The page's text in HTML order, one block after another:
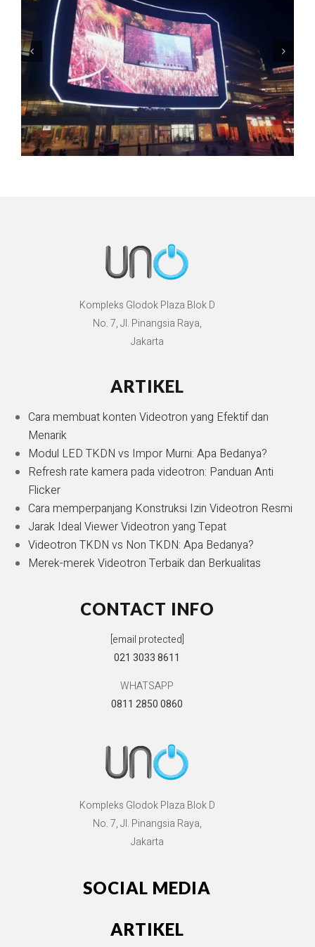
Kompleks Glodok Plaza Blok D
No. 7, Jl. Pinangsia Raya,
Jakarta
ARTIKEL
Cara membuat konten Videotron yang Efektif dan
Menarik
Modul LED TKDN vs Impor Murni: Apa Bedanya?
Refresh rate kamera pada videotron: Panduan Anti
Flicker
Cara memperpanjang Konstruksi Izin Videotron Resmi
Jarak Ideal Viewer Videotron yang Tepat
Videotron TKDN vs Non TKDN: Apa Bedanya?
Merek-merek Videotron Terbaik dan Berkualitas
CONTACT INFO
[email protected]
021 3033 8611
WHATSAPP
0811 2850 0860
Kompleks Glodok Plaza Blok D
No. 7, Jl. Pinangsia Raya,
Jakarta
SOCIAL MEDIA
ARTIKEL